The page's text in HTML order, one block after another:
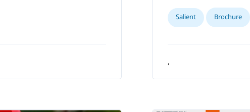
Salient Brochure
,